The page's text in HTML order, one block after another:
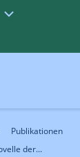
Publikationen
der...